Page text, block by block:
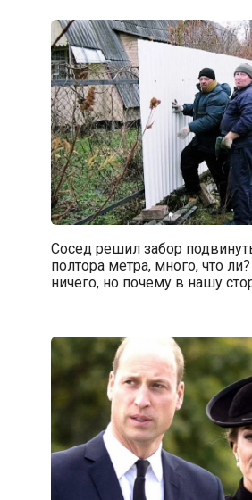
Сосед решил забор
полтора метра, много, что
ничего, но почему в нашу